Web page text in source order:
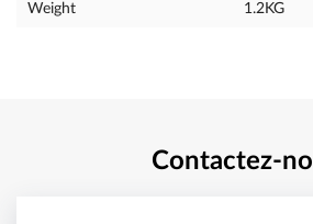
Weight 1.2KG
Contactez-